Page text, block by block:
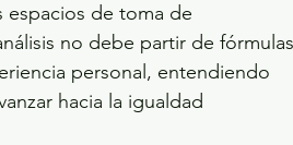
espacios de toma de
no debe partir de fórmulas
personal, entendiendo
hacia la igualdad